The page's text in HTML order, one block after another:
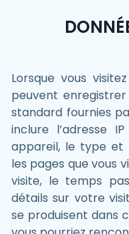
Lorsque vous
peuvent
standard fournies
inclure l’adresse
appareil, le type et
les pages que vous
visite, le temps
détails sur votre
se produisent dans